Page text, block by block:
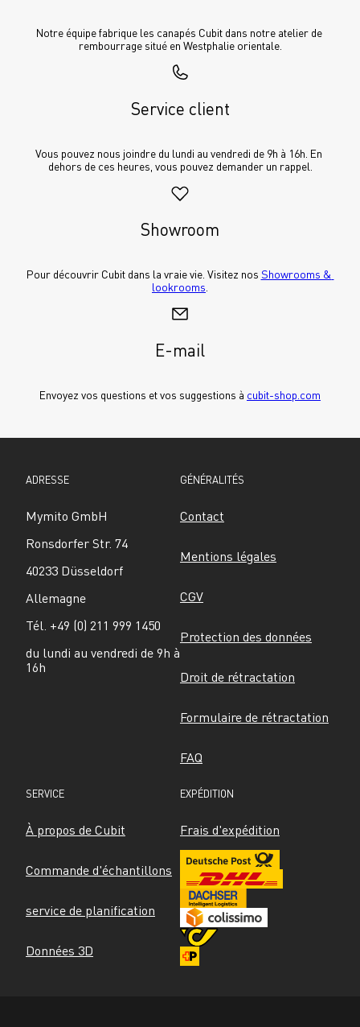
Notre équipe fabrique les canapés Cubit dans notre atelier de
rembourrage situé en Westphalie orientale.
Service client
Vous pouvez nous joindre du lundi au vendredi de 9h à 16h. En
dehors de ces heures, vous pouvez demander un rappel.
Showroom
Pour découvrir Cubit dans la vraie vie. Visitez nos Showrooms &
lookrooms
E-mail
Envoyez vos questions et vos suggestions à cubit-shop.com
ADRESSE
Mymito GmbH
Ronsdorfer Str. 74
40233 Düsseldorf
Allemagne
Tél. +49 (0) 211 999 1450
du lundi au vendredi de 9h à
16h
GÉNÉRALITÉS
Contact
Mentions légales
CGV
Protection des données
Droit de rétractation
Formulaire de rétractation
FAQ
SERVICE
À propos de Cubit
Commande d'échantillons
service de planification
Données 3D
EXPÉDITION
Frais d'expédition